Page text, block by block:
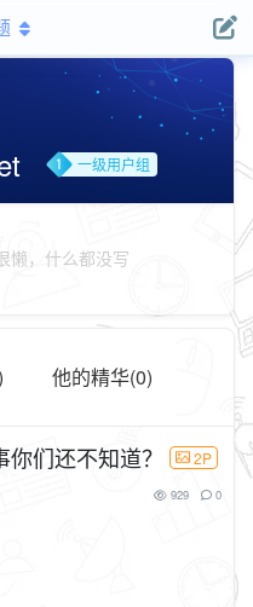
一级用户组
懒，什么都没写
他的精华(0)
们还不知道？ 2P
929 0